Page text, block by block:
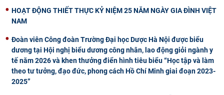
HOẠT ĐỘNG THIẾT THỰC KỶ NIỆM 25 NĂM NGÀY GIA ĐÌNH VIỆT
NAM
Đoàn viên Công đoàn Trường Đại học Dược Hà Nội được biểu
dương tại Hội nghị biểu dương công nhân, lao động giỏi ngành y
tế năm 2026 và khen thưởng điển hình tiêu biểu “Học tập và làm
theo tư tưởng, đạo đức, phong cách Hồ Chí Minh giai đoạn 2023-
2025”